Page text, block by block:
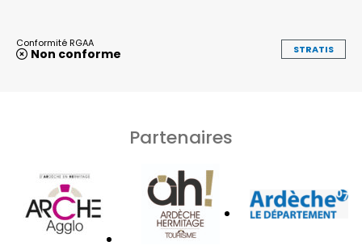
Conformité RGAA
Non conforme STRATIS
Partenaires